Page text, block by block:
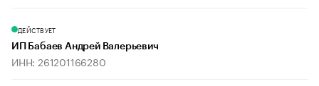
ДЕЙСТВУЕТ
ИП Бабаев Андрей Валерьевич
ИНН: 261201166280